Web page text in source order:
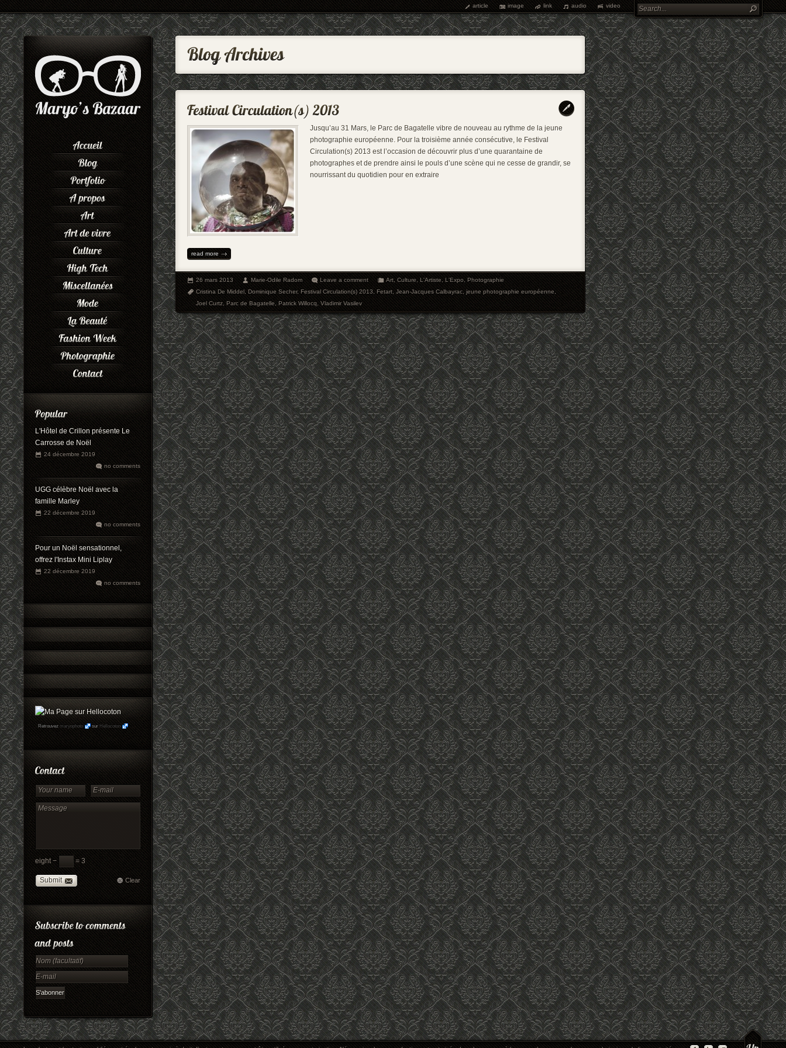
article image link audio video
L'Hôtel de Crillon présente Le
Carrosse de Noël
24 décembre 2019
no comments
UGG célèbre Noël avec la
famille Marley
22 décembre 2019
no comments
Pour un Noël sensationnel,
offrez l'Instax Mini Liplay
22 décembre 2019
no comments
Retrouvez maryophoto sur Hellocoton
eight − = 3
Submit Clear
Jusqu’au 31 Mars, le Parc de Bagatelle vibre de nouveau au rythme de la jeune
photographie européenne. Pour la troisième année consécutive, le Festival
Circulation(s) 2013 est l’occasion de découvrir plus d’une quarantaine de
photographes et de prendre ainsi le pouls d’une scène qui ne cesse de grandir, se
nourrissant du quotidien pour en extraire
read more
26 mars 2013 Marie-Odile Radom Leave a comment Art,Culture,L'Artiste,L'Expo,Photographie
Cristina De Middel,Dominique Secher,Festival Circulation(s) 2013,Fetart,Jean-Jacques Calbayrac,jeune photographie européenne,
Joel Curtz,Parc de Bagatelle,Patrick Willocq,Vladimir Vasilev